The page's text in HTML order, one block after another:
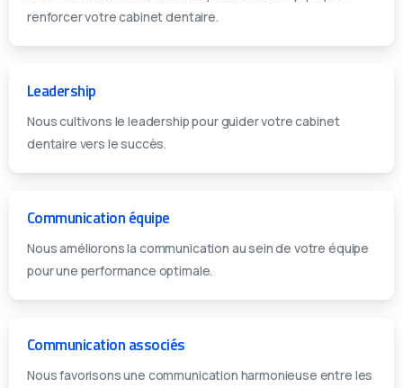
renforcer votre cabinet dentaire.
Leadership
Nous cultivons le leadership pour guider votre cabinet
dentaire vers le succès.
Communication équipe
Nous améliorons la communication au sein de votre équipe
pour une performance optimale.
Communication associés
Nous favorisons une communication harmonieuse entre les